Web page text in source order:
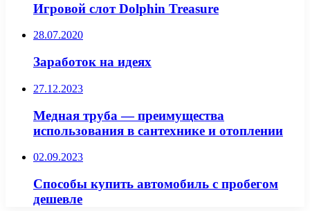
Игровой слот Dolphin Treasure
28.07.2020
Заработок на идеях
27.12.2023
Медная труба — преимущества
использования в сантехнике и отоплении
02.09.2023
Способы купить автомобиль с пробегом
дешевле